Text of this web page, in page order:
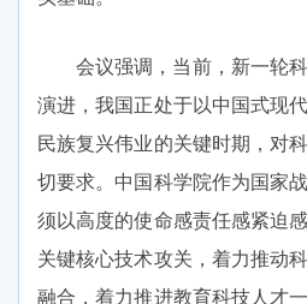
会议强调，当前，新一轮
演进，我国正处于以中国式现
民族复兴伟业的关键时期，对
切要求。中国科学院作为国家
须以高度的使命感责任感紧迫
关键核心技术攻关，着力推动
融合，着力推进教育科技人才